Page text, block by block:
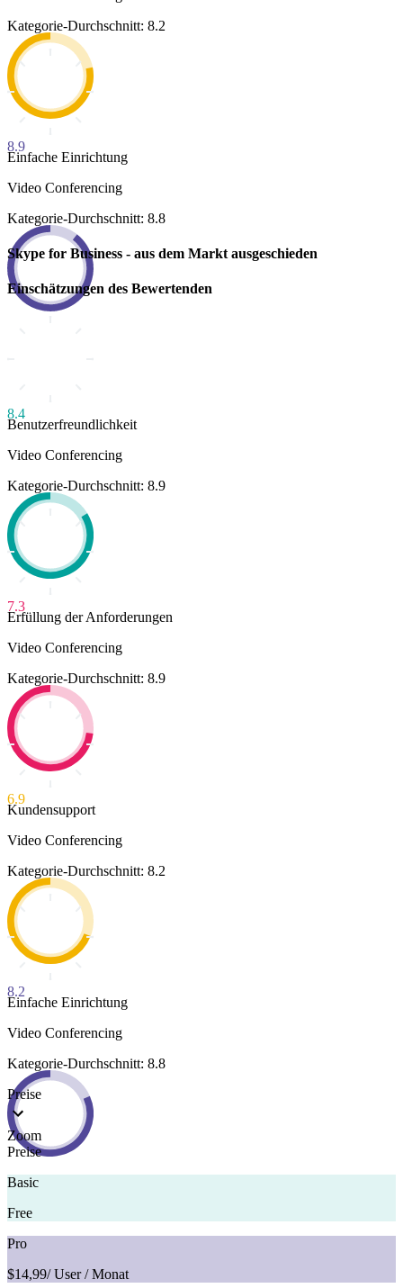
Kategorie-Durchschnitt: 8.2
8.9
Einfache Einrichtung
Video Conferencing
Kategorie-Durchschnitt: 8.8
Skype for Business - aus dem Markt ausgeschieden
Einschätzungen des Bewertenden
8.4
Benutzerfreundlichkeit
Video Conferencing
Kategorie-Durchschnitt: 8.9
7.3
Erfüllung der Anforderungen
Video Conferencing
Kategorie-Durchschnitt: 8.9
6.9
Kundensupport
Video Conferencing
Kategorie-Durchschnitt: 8.2
8.2
Einfache Einrichtung
Video Conferencing
Kategorie-Durchschnitt: 8.8
Preise
Zoom
Preise
Basic
Free
Pro
$14,99/ User / Monat